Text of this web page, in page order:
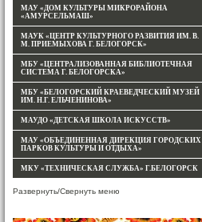
МАУ «ДОМ КУЛЬТУРЫ МИКРОРАЙОНА
«АМУРСЕЛЬМАШ»
МАУК «ЦЕНТР КУЛЬТУРНОГО РАЗВИТИЯ ИМ. В.
М. ПРИЕМЫХОВА Г. БЕЛОГОРСК»
МБУ «ЦЕНТРАЛИЗОВАННАЯ БИБЛИОТЕЧНАЯ
СИСТЕМА Г. БЕЛОГОРСКА»
МБУ «БЕЛОГОРСКИЙ КРАЕВЕДЧЕСКИЙ МУЗЕЙ
ИМ. Н.Г. ЕЛЬЧЕНИНОВА»
МАУДО «ДЕТСКАЯ ШКОЛА ИСКУССТВ»
МАУ «ОБЪЕДИНЕННАЯ ДИРЕКЦИЯ ГОРОДСКИХ
ПАРКОВ КУЛЬТУРЫ И ОТДЫХА»
МКУ «ТЕХНИЧЕСКАЯ СЛУЖБА» Г.БЕЛОГОРСК
Развернуть/Свернуть меню